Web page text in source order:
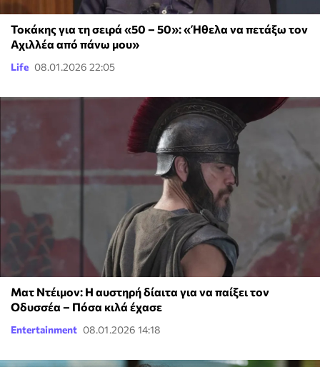
Τοκάκης για τη σειρά «50 – 50»: «Ήθελα να πετάξω τον
Αχιλλέα από πάνω μου»
Life 08.01.2026 22:05
Ματ Ντέιμον: Η αυστηρή δίαιτα για να παίξει τον
Οδυσσέα – Πόσα κιλά έχασε
Entertainment 08.01.2026 14:18